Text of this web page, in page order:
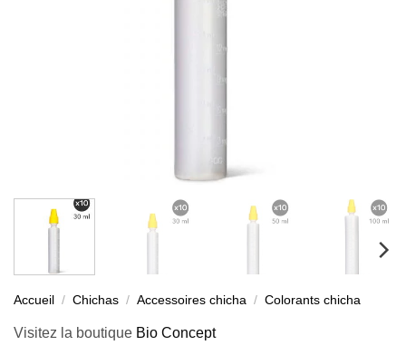
Accueil / Chichas / Accessoires chicha / Colorants chicha
Visitez la boutique Bio Concept